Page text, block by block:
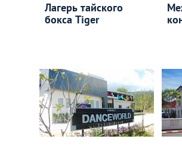
Лагерь тайского
бокса Tiger